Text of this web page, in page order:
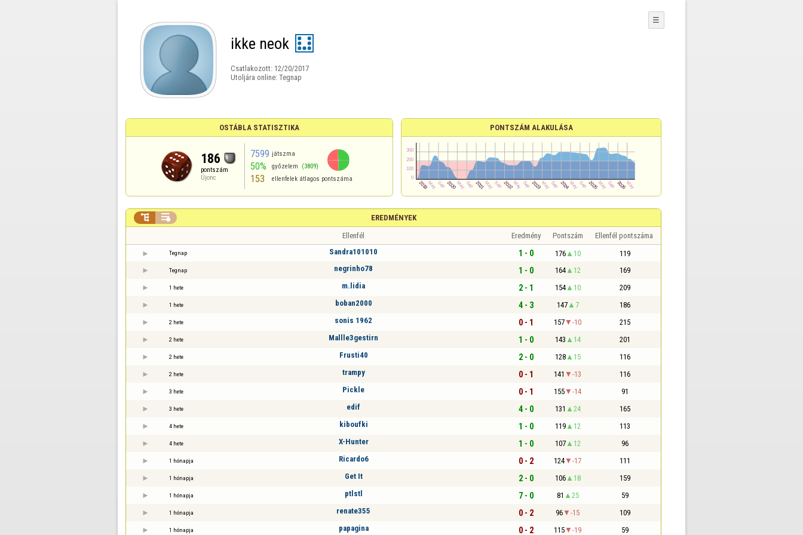
ikke neok
Csatlakozott: 12/20/2017
Utoljára online: Tegnap
☰
OSTÁBLA STATISZTIKA
186
pontszám
Újonc
7599 játszma
50% győzelem (3809)
153 ellenfelek átlagos pontszáma
PONTSZÁM ALAKULÁSA
EREDMÉNYEK
 
Ellenfél Eredmény Pontszám Ellenfél pontszáma
Tegnap Sandra101010 1 - 0 176 10 119
Tegnap negrinho78 1 - 0 164 12 169
1 hete m.lidia 2 - 1 154 10 209
1 hete boban2000 4 - 3 147 7 186
2 hete sonis 1962 0 - 1 157 -10 215
2 hete Mallle3gestirn 1 - 0 143 14 201
2 hete Frusti40 2 - 0 128 15 116
2 hete trampy 0 - 1 141 -13 116
3 hete Pickle 0 - 1 155 -14 91
3 hete edif 4 - 0 131 24 165
4 hete kiboufki 1 - 0 119 12 113
4 hete X-Hunter 1 - 0 107 12 96
1 hónapja Ricardo6 0 - 2 124 -17 111
1 hónapja Get It 2 - 0 106 18 159
1 hónapja ptlstl 7 - 0 81 25 59
1 hónapja renate355 0 - 2 96 -15 109
1 hónapja papagina 0 - 2 115 -19 59